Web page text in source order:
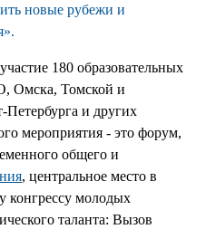
новые рубежи и
180 образовательных
Омска, Томской и
Петербурга и других
мероприятия - это форум,
общего и
, центральное место в
конгрессу молодых
таланта: Вызов